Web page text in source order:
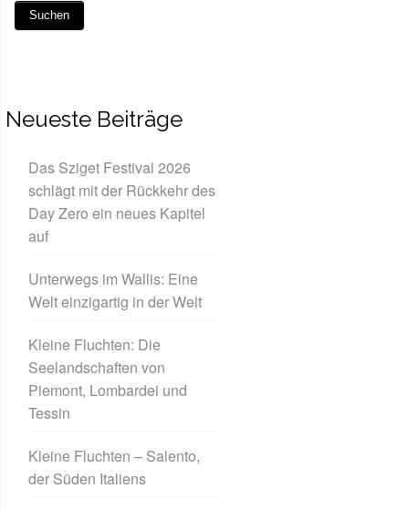
Neueste Beiträge
Das Sziget Festival 2026
schlägt mit der Rückkehr des
Day Zero ein neues Kapitel
auf
Unterwegs im Wallis: Eine
Welt einzigartig in der Welt
Kleine Fluchten: Die
Seelandschaften von
Piemont, Lombardei und
Tessin
Kleine Fluchten – Salento,
der Süden Italiens